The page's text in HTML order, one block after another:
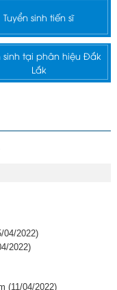
Tuyển sinh tiến sĩ
sinh tại phân hiệu Đắk
Lắk
04/2022)
2022)
(11/04/2022)